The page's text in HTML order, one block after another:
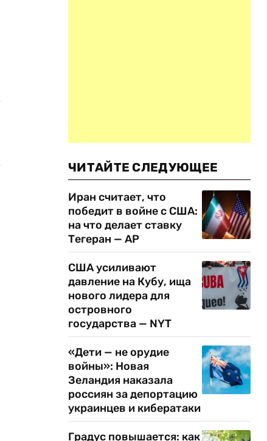
ЧИТАЙТЕ СЛЕДУЮЩЕЕ
Иран считает, что
победит в войне с США:
на что делает ставку
Тегеран — AP
США усиливают
давление на Кубу, ища
нового лидера для
островного
государства — NYT
«Дети — не орудие
войны»: Новая
Зеландия наказала
россиян за депортацию
украинцев и кибератаки
Градус повышается: как